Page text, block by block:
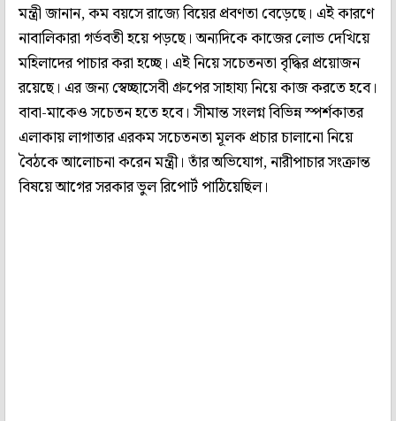
মন্ত্রী জানান, কম বয়সে রাজ্যে বিয়ের প্রবণতা বেড়েছে। এই কারণে
নাবালিকারা গর্ভবতী হয়ে পড়ছে। অন্যদিকে কাজের লোভ দেখিয়ে
মহিলাদের পাচার করা হচ্ছে। এই নিয়ে সচেতনতা বৃদ্ধির প্রয়োজন
রয়েছে। এর জন্য স্বেচ্ছাসেবী গ্রুপের সাহায্য নিয়ে কাজ করতে হবে।
বাবা-মাকেও সচেতন হতে হবে। সীমান্ত সংলগ্ন বিভিন্ন স্পর্শকাতর
এলাকায় লাগাতার এরকম সচেতনতা মূলক প্রচার চালানো নিয়ে
বৈঠকে আলোচনা করেন মন্ত্রী। তাঁর অভিযোগ, নারীপাচার সংক্রান্ত
বিষয়ে আগের সরকার ভুল রিপোর্ট পাঠিয়েছিল।